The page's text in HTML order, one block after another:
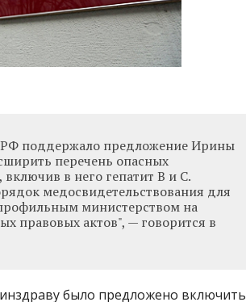
РФ поддержало предложение Ирины
перечень опасных
в него гепатит B и C.
медосвидетельствования для
министерством на
правовых актов", — говорится в
было предложено включить